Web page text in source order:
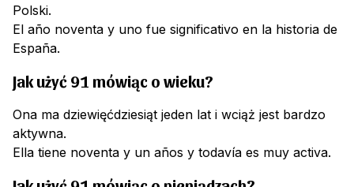
Polski.
El año noventa y uno fue significativo en la historia de
España.
Jak użyć 91 mówiąc o wieku?
Ona ma dziewięćdziesiąt jeden lat i wciąż jest bardzo
aktywna.
Ella tiene noventa y un años y todavía es muy activa.